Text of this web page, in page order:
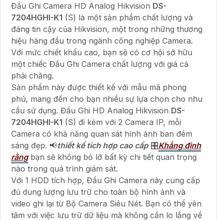
Đầu Ghi Camera HD Analog Hikvision DS-
7204HGHI-K1 (S) là một sản phẩm chất lượng và
đáng tin cậy của Hikvision, một trong những thương
hiệu hàng đầu trong ngành công nghiệp Camera.
Với mức chiết khấu cao, bạn sẽ có cơ hội sở hữu
một chiếc Đầu Ghi Camera chất lượng với giá cả
phải chăng.
Sản phẩm này được thiết kế với mẫu mã phong
phú, mang đến cho bạn nhiều sự lựa chọn cho nhu
cầu sử dụng. Đầu Ghi HD Analog Hikvision DS-
7204HGHI-K1 (S) đi kèm với 2 Camera IP, mỗi
Camera có khả năng quan sát hình ảnh ban đêm
sáng đẹp. 📢thiết kế tích hợp cao cấp🎛Khẳng định
rằngbạn sẽ không bỏ lỡ bất kỳ chi tiết quan trọng
nào trong quá trình giám sát.
Với 1 HDD tích hợp, Đầu Ghi Camera này cung cấp
đủ dung lượng lưu trữ cho toàn bộ hình ảnh và
video ghi lại từ Bộ Camera Siêu Nét. Bạn có thể yên
tâm với việc lưu trữ dữ liệu mà không cần lo lắng về